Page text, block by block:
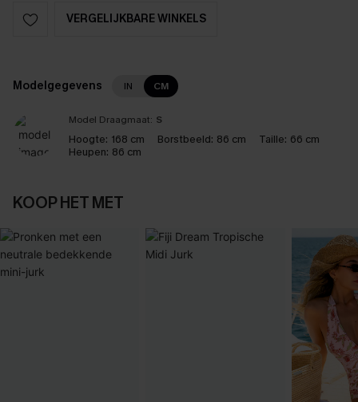
VERGELIJKBARE WINKELS
Modelgegevens IN CM
Model Draagmaat: S
Hoogte: 168 cm Borstbeeld: 86 cm Taille: 66 cm
Heupen: 86 cm
KOOP HET MET